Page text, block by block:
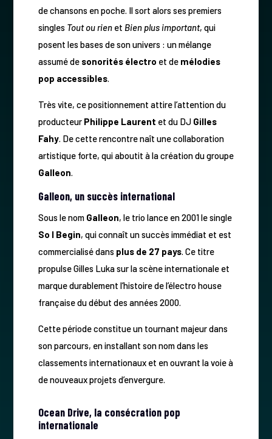
de chansons en poche. Il sort alors ses premiers
singles Tout ou rienet Bien plus important, qui
posent les bases de son univers : un mélange
assumé de sonorités électro et de mélodies
pop accessibles.
Très vite, ce positionnement attire l’attention du
producteur Philippe Laurent et du DJ Gilles
Fahy. De cette rencontre naît une collaboration
artistique forte, qui aboutit à la création du groupe
Galleon.
Galleon, un succès international
Sous le nom Galleon, le trio lance en 2001 le single
So I Begin, qui connaît un succès immédiat et est
commercialisé dans plus de 27 pays. Ce titre
propulse Gilles Luka sur la scène internationale et
marque durablement l’histoire de l’électro house
française du début des années 2000.
Cette période constitue un tournant majeur dans
son parcours, en installant son nom dans les
classements internationaux et en ouvrant la voie à
de nouveaux projets d’envergure.
Ocean Drive, la consécration pop
internationale